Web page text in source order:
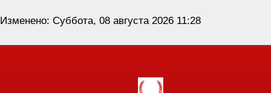
Изменено: Суббота, 08 августа 2026 11:28